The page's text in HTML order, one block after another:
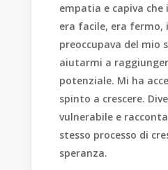
empatia e capiva che
era facile, era fermo,
preoccupava del mio
aiutarmi a
potenziale. Mi ha
spinto a crescere.
vulnerabile e
stesso processo di
speranza.